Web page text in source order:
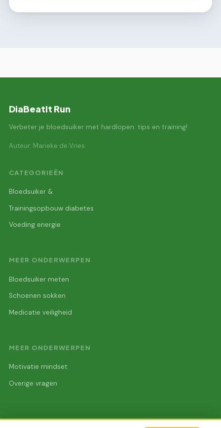
DiaBeatIt Run
Verbeter je bloedsuiker met hardlopen: tips en training!
Auteur: Marieke de Vries
CATEGORIEËN
Bloedsuiker &
Trainingsopbouw diabetes
Voeding energie
MEER ONDERWERPEN
Bloedsuiker meten
Schoenen sokken
Medicatie veiligheid
MEER ONDERWERPEN
Motivatie mindset
Overige vragen